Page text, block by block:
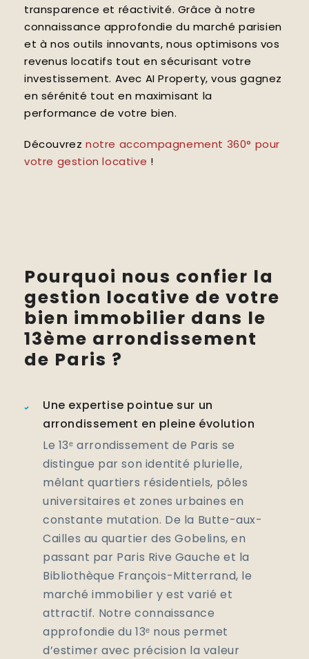
transparence et réactivité. Grâce à notre
connaissance approfondie du marché parisien
et à nos outils innovants, nous optimisons vos
revenus locatifs tout en sécurisant votre
investissement. Avec AI Property, vous gagnez
en sérénité tout en maximisant la
performance de votre bien.
Découvrez notre accompagnement 360° pour
votre gestion locative !
Pourquoi nous confier la
gestion locative de votre
bien immobilier dans le
13ème arrondissement
de Paris ?
Une expertise pointue sur un
arrondissement en pleine évolution
Le 13ᵉ arrondissement de Paris se
distingue par son identité plurielle,
mêlant quartiers résidentiels, pôles
universitaires et zones urbaines en
constante mutation. De la Butte-aux-
Cailles au quartier des Gobelins, en
passant par Paris Rive Gauche et la
Bibliothèque François-Mitterrand, le
marché immobilier y est varié et
attractif. Notre connaissance
approfondie du 13ᵉ nous permet
d’estimer avec précision la valeur